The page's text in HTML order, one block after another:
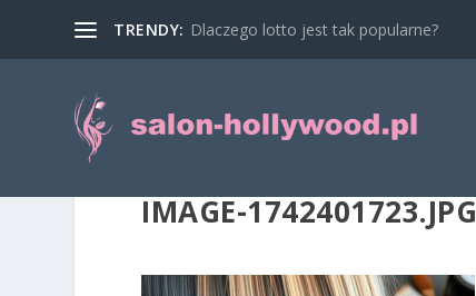
TRENDY: Dlaczego lotto jest tak popularne?
IMAGE-1742401723.JPG